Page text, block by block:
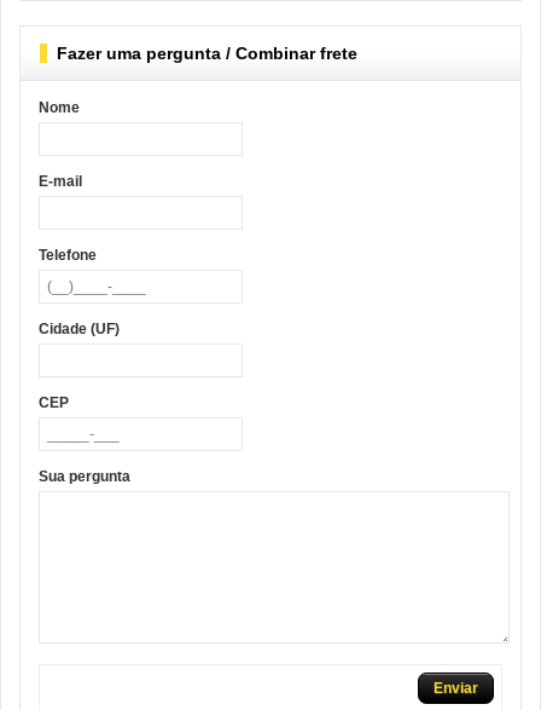
Fazer uma pergunta / Combinar frete
Nome
E-mail
Telefone
Cidade (UF)
CEP
Sua pergunta
Enviar